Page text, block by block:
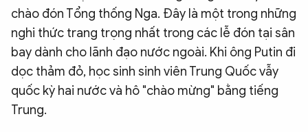
chào đón Tổng thống Nga. Đây là một trong những
nghi thức trang trọng nhất trong các lễ đón tại sân
bay dành cho lãnh đạo nước ngoài. Khi ông Putin đi
dọc thảm đỏ, học sinh sinh viên Trung Quốc vẫy
quốc kỳ hai nước và hô "chào mừng" bằng tiếng
Trung.